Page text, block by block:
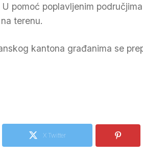
pomoć poplavljenim
terenu.
kantona građanima se
X Twitter